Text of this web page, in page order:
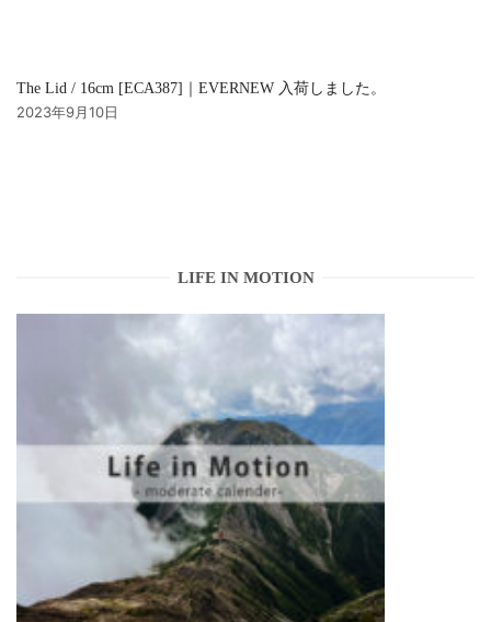
The Lid / 16cm [ECA387]｜EVERNEW 入荷しました。
2023年9月10日
LIFE IN MOTION